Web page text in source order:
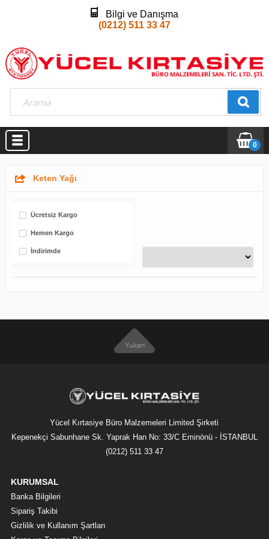
Bilgi ve Danışma
(0212) 511 33 47
0
Keten Yağı
Ücretsiz Kargo
Hemen Kargo
İndirimde
Yücel Kırtasiye Büro Malzemeleri Limited Şirketi
Kepenekçi Sabunhane Sk. Yaprak Han No: 33/C Eminönü - İSTANBUL
(0212) 511 33 47
KURUMSAL
Banka Bilgileri
Sipariş Takibi
Gizlilik ve Kullanım Şartları